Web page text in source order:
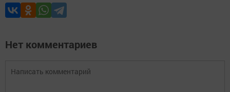
Нет комментариев